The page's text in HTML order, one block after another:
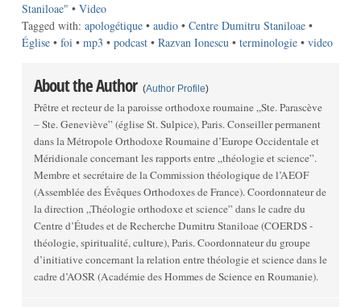
Staniloae" • Video
Tagged with: apologétique• audio• Centre Dumitru Staniloae•
Église• foi• mp3 • podcast• Razvan Ionescu• terminologie• video
About the Author (Author Profile)
Prêtre et recteur de la paroisse orthodoxe roumaine „Ste. Parascève
– Ste. Geneviève” (église St. Sulpice), Paris. Conseiller permanent
dans la Métropole Orthodoxe Roumaine d’Europe Occidentale et
Méridionale concernant les rapports entre „théologie et science”.
Membre et secrétaire de la Commission théologique de l’AEOF
(Assemblée des Évêques Orthodoxes de France). Coordonnateur de
la direction „Théologie orthodoxe et science” dans le cadre du
Centre d’Études et de Recherche Dumitru Staniloae (COERDS -
théologie, spiritualité, culture), Paris. Coordonnateur du groupe
d’initiative concernant la relation entre théologie et science dans le
cadre d’AOSR (Académie des Hommes de Science en Roumanie).